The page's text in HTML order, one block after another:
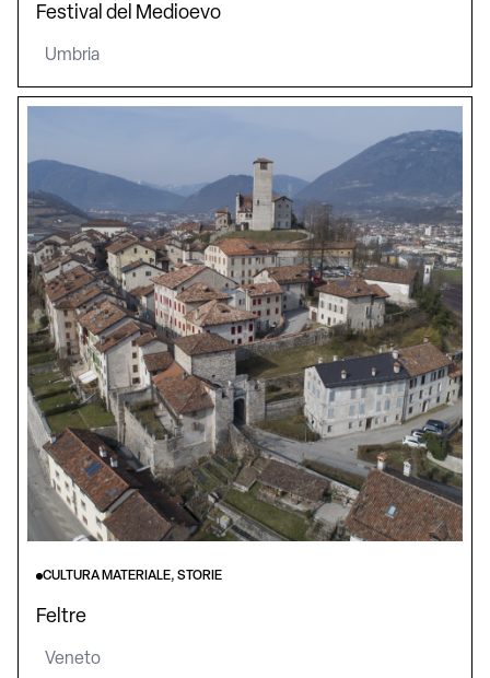
Festival del Medioevo
Umbria
CULTURA MATERIALE, STORIE
Feltre
Veneto